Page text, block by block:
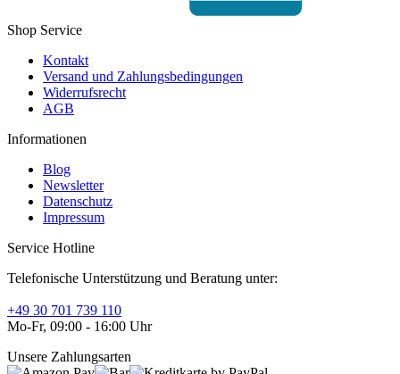
Shop Service
Kontakt
Versand und Zahlungsbedingungen
Widerrufsrecht
AGB
Informationen
Blog
Newsletter
Datenschutz
Impressum
Service Hotline
Telefonische Unterstützung und Beratung unter:
+49 30 701 739 110
Mo-Fr, 09:00 - 16:00 Uhr
Unsere Zahlungsarten